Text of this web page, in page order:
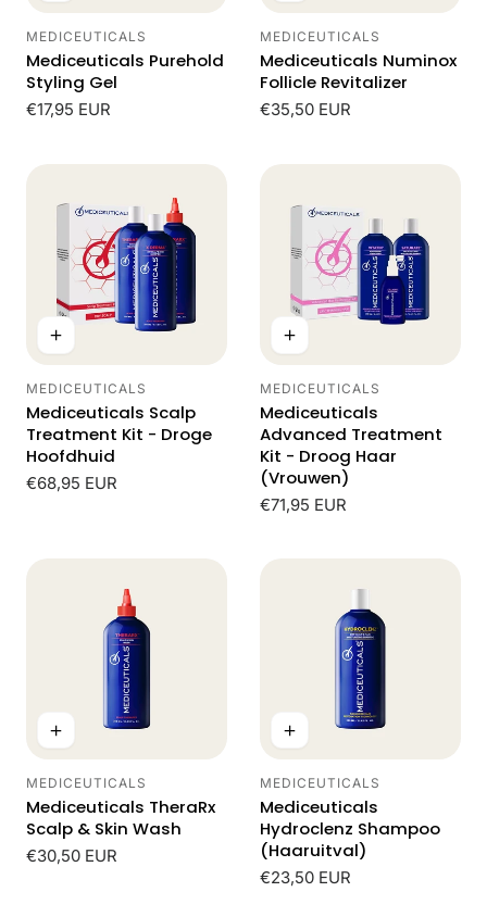
Leverancier:
MEDICEUTICALS
Mediceuticals Purehold
Styling Gel
Normale
€17,95 EUR
Leverancier:
MEDICEUTICALS
Mediceuticals Numinox
Follicle Revitalizer
Normale
€35,50 EUR
Leverancier:
MEDICEUTICALS
Mediceuticals Scalp
Treatment Kit - Droge
Hoofdhuid
Normale
€68,95 EUR
Leverancier:
MEDICEUTICALS
Mediceuticals
Advanced Treatment
Kit - Droog Haar
(Vrouwen)
Normale
€71,95 EUR
Leverancier:
MEDICEUTICALS
Mediceuticals TheraRx
Scalp & Skin Wash
Normale
€30,50 EUR
Leverancier:
MEDICEUTICALS
Mediceuticals
Hydroclenz Shampoo
(Haaruitval)
Normale
€23,50 EUR